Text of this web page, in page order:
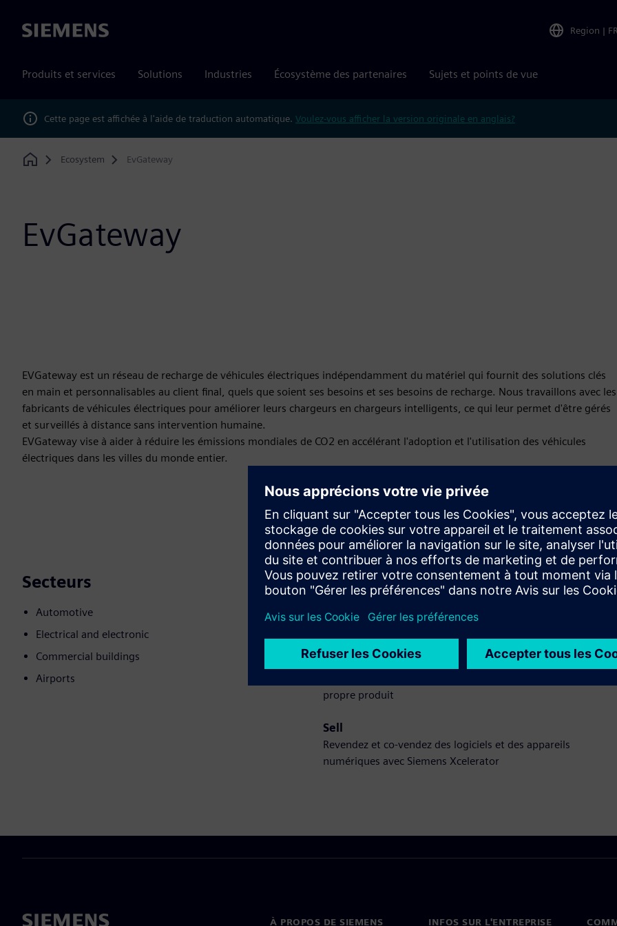
Siemens Region | FR
Produits et services Solutions Industries Écosystème des partenaires Sujets et points de vue
Cette page est affichée à l'aide de traduction automatique. Voulez-vous afficher la version originale en anglais?
Home
Ecosystem EvGateway
EvGateway
EVGateway est un réseau de recharge de véhicules électriques indépendamment du matériel qui fournit des solutions clés
en main et personnalisables au client final, quels que soient ses besoins et ses besoins de recharge. Nous travaillons avec les
fabricants de véhicules électriques pour améliorer leurs chargeurs en chargeurs intelligents, ce qui leur permet d'être gérés
et surveillés à distance sans intervention humaine.
EVGateway vise à aider à réduire les émissions mondiales de CO2 en accélérant l'adoption et l'utilisation des véhicules
électriques dans les villes du monde entier.
Secteurs
Automotive
Electrical and electronic
Commercial buildings
Airports
Requête
Build
ou une solution Siemens Xcelerator en créant un nouveau
produit, ou crée une nouvelle solution client via
propre produit
Sell
Revendez et co-vendez des logiciels et des appareils
numériques avec Siemens Xcelerator
À PROPOS DE SIEMENS INFOS SUR L'ENTREPRISE